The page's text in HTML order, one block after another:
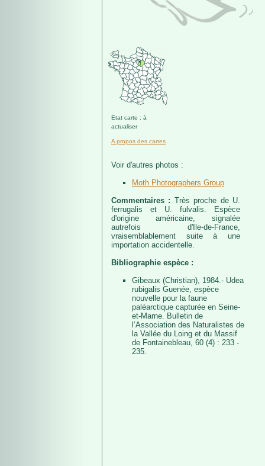
Etat carte : à
actualiser
A propos des cartes
Voir d'autres photos :
Moth Photographers Group
Commentaires : Très proche de U.
ferrugalis et U. fulvalis. Espèce
d'origine américaine, signalée
autrefois d'Ile-de-France,
vraisemblablement suite à une
importation accidentelle.
Bibliographie espèce :
Gibeaux (Christian), 1984.- Udea
rubigalis Guenée, espèce
nouvelle pour la faune
paléarctique capturée en Seine-
et-Marne. Bulletin de
l’Association des Naturalistes de
la Vallée du Loing et du Massif
de Fontainebleau, 60 (4) : 233 -
235.